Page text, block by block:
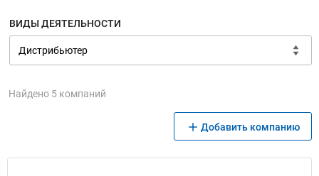
ВИДЫ ДЕЯТЕЛЬНОСТИ
Найдено 5 компаний
Добавить компанию